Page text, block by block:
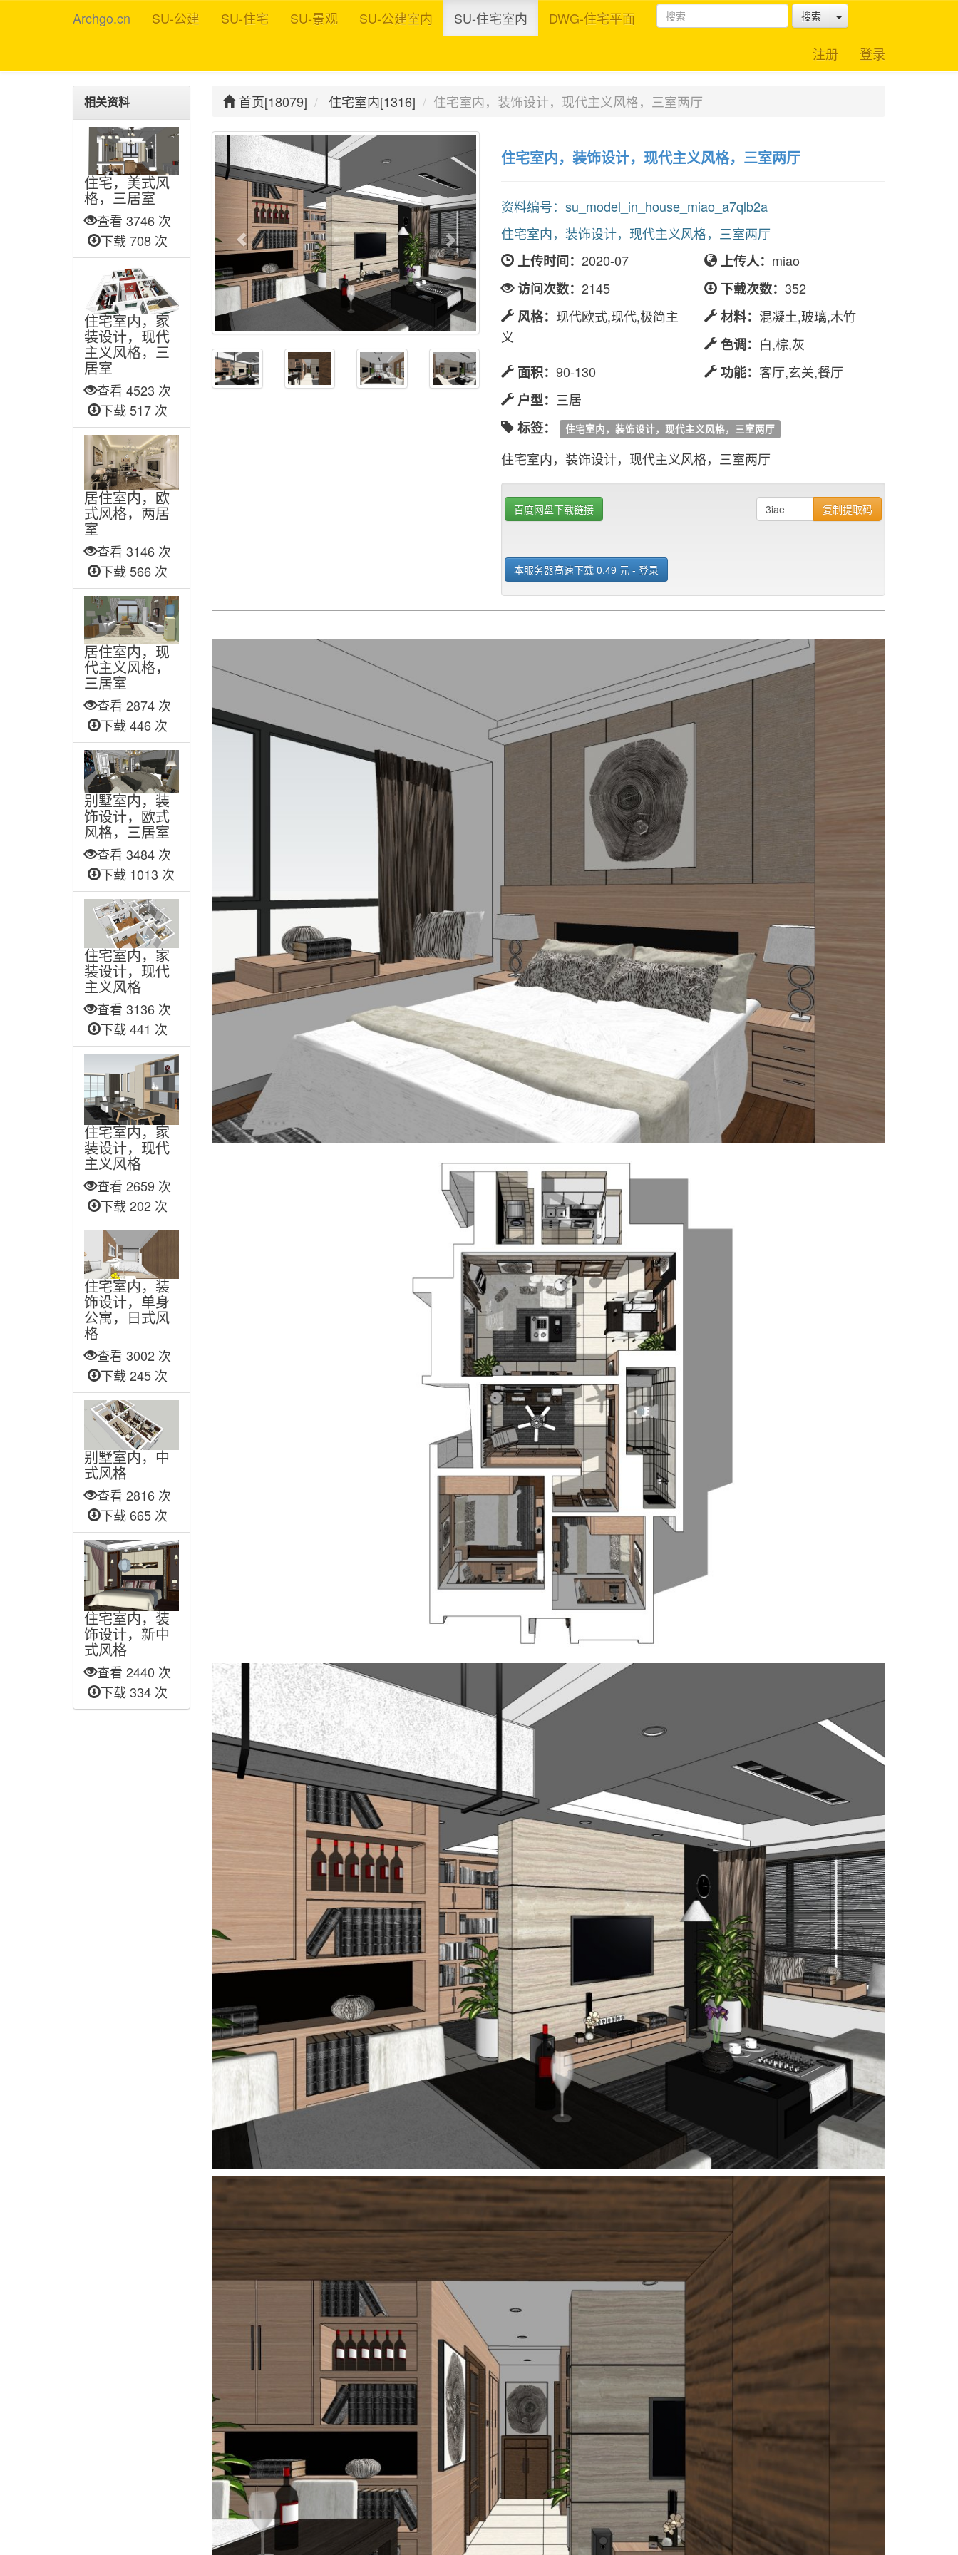
Archgo.cn SU-公建 SU-住宅 SU-景观 SU-公建室内 SU-住宅室内 DWG-住宅平面 搜索 Toggle Dropdown
注册 登录
相关资料
住宅，美式风
格，三居室
查看 3746 次
下载 708 次
住宅室内，家
装设计，现代
主义风格，三
居室
查看 4523 次
下载 517 次
居住室内，欧
式风格，两居
室
查看 3146 次
下载 566 次
居住室内，现
代主义风格，
三居室
查看 2874 次
下载 446 次
别墅室内，装
饰设计，欧式
风格，三居室
查看 3484 次
下载 1013 次
住宅室内，家
装设计，现代
主义风格
查看 3136 次
下载 441 次
住宅室内，家
装设计，现代
主义风格
查看 2659 次
下载 202 次
住宅室内，装
饰设计，单身
公寓，日式风
格
查看 3002 次
下载 245 次
别墅室内，中
式风格
查看 2816 次
下载 665 次
住宅室内，装
饰设计，新中
式风格
查看 2440 次
下载 334 次
首页[18079] 住宅室内[1316] 住宅室内，装饰设计，现代主义风格，三室两厅
住宅室内，装饰设计，现代主义风格，三室两厅
资料编号：su_model_in_house_miao_a7qlb2a
住宅室内，装饰设计，现代主义风格，三室两厅
上传时间：2020-07 上传人： miao
访问次数：2145 下载次数： 352
风格：现代欧式,现代,极简主
义
材料： 混凝土,玻璃,木竹
色调： 白,棕,灰
面积：90-130 功能： 客厅,玄关,餐厅
户型： 三居
标签：
住宅室内，装饰设计，现代主义风格，三室两厅
住宅室内，装饰设计，现代主义风格，三室两厅
百度网盘下载链接 复制提取码
本服务器高速下载 0.49 元 - 登录